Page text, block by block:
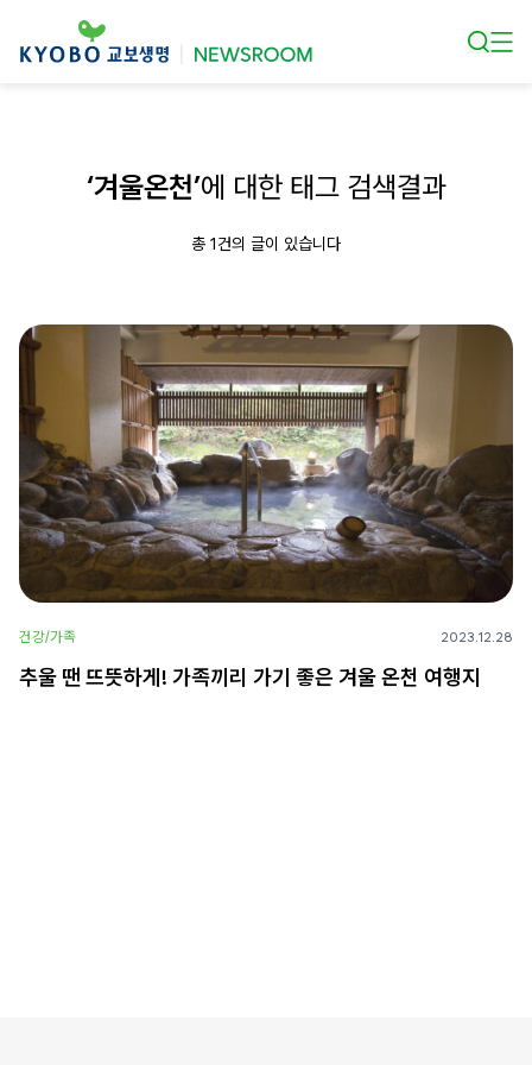
‘겨울온천’에 대한 태그 검색결과
총 1건의 글이 있습니다
건강/가족 2023.12.28
추울 땐 뜨뜻하게! 가족끼리 가기 좋은 겨울 온천 여행지